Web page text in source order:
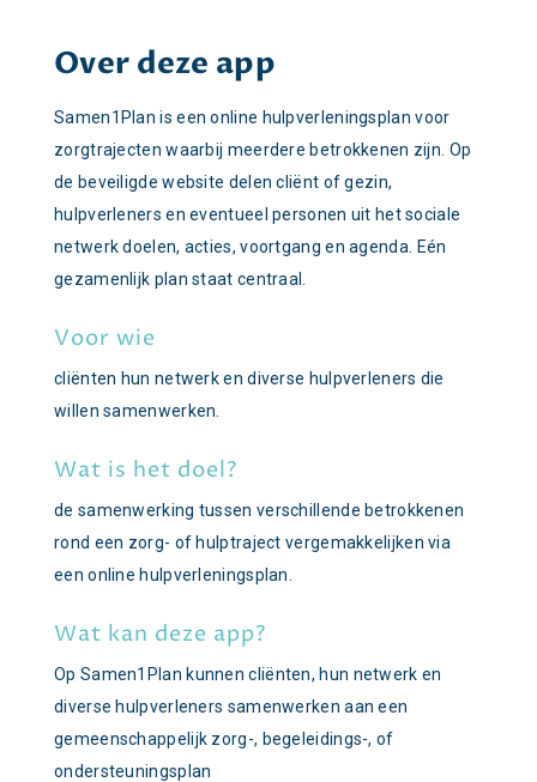
Over deze app
Samen1Plan is een online hulpverleningsplan voor
zorgtrajecten waarbij meerdere betrokkenen zijn. Op
de beveiligde website delen cliënt of gezin,
hulpverleners en eventueel personen uit het sociale
netwerk doelen, acties, voortgang en agenda. Eén
gezamenlijk plan staat centraal.
Voor wie
cliënten hun netwerk en diverse hulpverleners die
willen samenwerken.
Wat is het doel?
de samenwerking tussen verschillende betrokkenen
rond een zorg- of hulptraject vergemakkelijken via
een online hulpverleningsplan.
Wat kan deze app?
Op Samen1Plan kunnen cliënten, hun netwerk en
diverse hulpverleners samenwerken aan een
gemeenschappelijk zorg-, begeleidings-, of
ondersteuningsplan